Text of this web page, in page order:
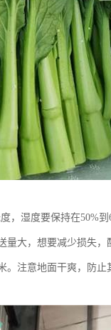
，湿度要保持在50%到
量大，想要减少损失，
。注意地面干爽，防止